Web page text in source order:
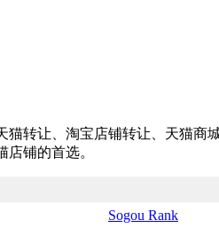
转让、淘宝店铺转让、天猫商
铺的首选。
Sogou Rank